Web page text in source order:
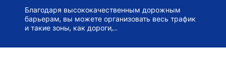
Благодаря высококачественным дорожным
барьерам, вы можете организовать весь трафик
и такие зоны, как дороги,...